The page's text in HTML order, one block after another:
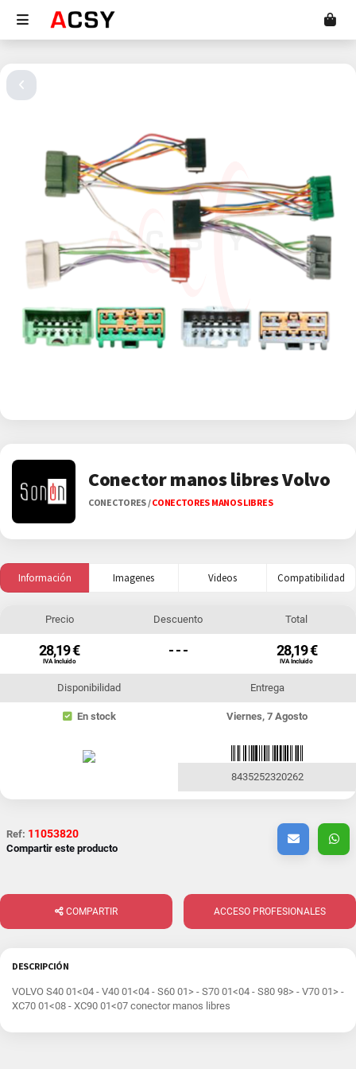
Conector manos libres Volvo
CONECTORES/CONECTORES MANOS LIBRES
Información Imagenes Videos Compatibilidad
Precio
28,19 €
IVA Incluido
Descuento
- - -
Total
28,19 €
IVA Incluido
Disponibilidad
En stock
Entrega
Viernes, 7 Agosto
8435252320262
Ref: 11053820
Compartir este producto
COMPARTIR ACCESO PROFESIONALES
DESCRIPCIÓN
VOLVO S40 01<04 - V40 01<04 - S60 01> - S70 01<04 - S80 98> - V70 01> -
XC70 01<08 - XC90 01<07 conector manos libres